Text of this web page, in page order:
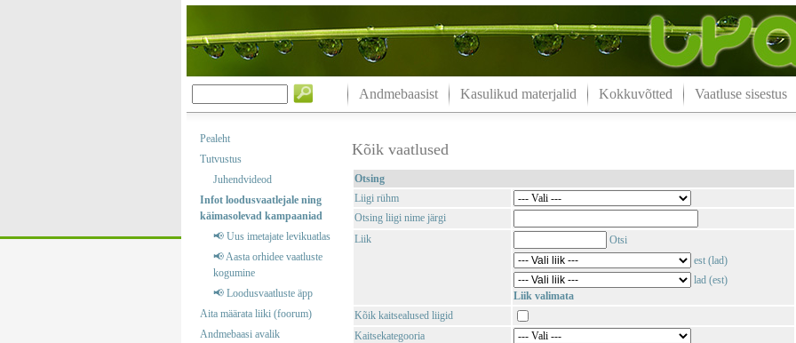
Andmebaasist Kasulikud materjalid Kokkuvõtted Vaatluse sisestus
Pealeht
Tutvustus
Juhendvideod
Infot loodusvaatlejale ning
käimasolevad kampaaniad
📢 Uus imetajate levikuatlas
📢 Aasta orhidee vaatluste
kogumine
📢 Loodusvaatluste äpp
Aita määrata liiki (foorum)
Andmebaasi avalik
Kõik vaatlused
Otsing
Liigi rühm
Otsing liigi nime järgi
Liik
Otsi
est (lad)
lad (est)
Liik valimata
Kõik kaitsealused liigid
Kaitsekategooria